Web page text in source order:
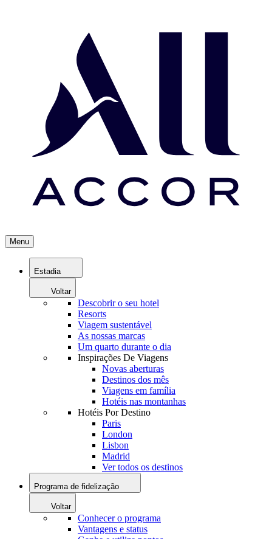
Menu
Estadia
Voltar
Descobrir o seu hotel
Resorts
Viagem sustentável
As nossas marcas
Um quarto durante o dia
Inspirações De Viagens
Novas aberturas
Destinos dos mês
Viagens em família
Hotéis nas montanhas
Hotéis Por Destino
Paris
London
Lisbon
Madrid
Ver todos os destinos
Programa de fidelização
Voltar
Conhecer o programa
Vantagens e status